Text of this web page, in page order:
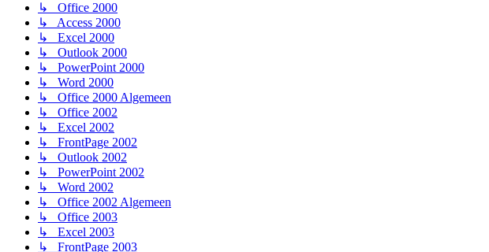
↳ Office 2000
↳ Access 2000
↳ Excel 2000
↳ Outlook 2000
↳ PowerPoint 2000
↳ Word 2000
↳ Office 2000 Algemeen
↳ Office 2002
↳ Excel 2002
↳ FrontPage 2002
↳ Outlook 2002
↳ PowerPoint 2002
↳ Word 2002
↳ Office 2002 Algemeen
↳ Office 2003
↳ Excel 2003
↳ FrontPage 2003